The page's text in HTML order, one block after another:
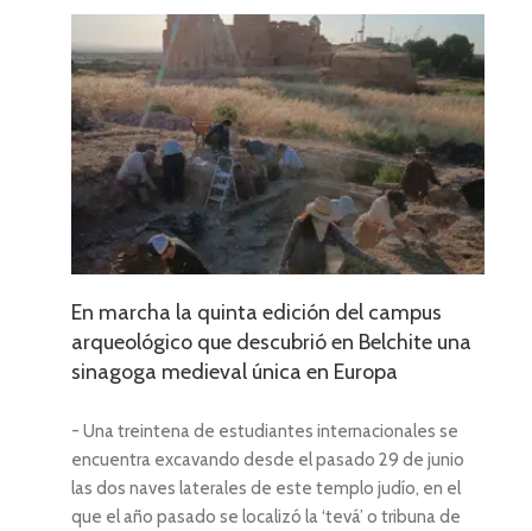
En marcha la quinta edición del campus
arqueológico que descubrió en Belchite una
sinagoga medieval única en Europa
- Una treintena de estudiantes internacionales se
encuentra excavando desde el pasado 29 de junio
las dos naves laterales de este templo judío, en el
que el año pasado se localizó la ‘tevá’ o tribuna de